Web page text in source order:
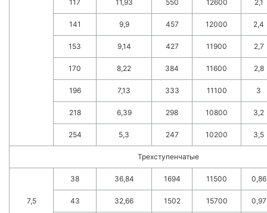
117 11,93 550 12600 2,1
141 9,9 457 12000 2,4
153 9,14 427 11900 2,7
170 8,22 384 11600 2,8
196 7,13 333 11100 3
218 6,39 298 10800 3,2
254 5,3 247 10200 3,5
Трехступенчатые
7,5
38 36,84 1694 11500 0,86
43 32,66 1502 15700 0,97